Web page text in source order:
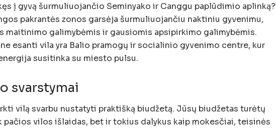
į gyvą šurmuliuojančio Seminyako ir Canggu paplūdimio aplinką?
pakrantės zonos garsėja šurmuliuojančiu naktiniu gyvenimu,
maitinimo galimybėmis ir gausiomis apsipirkimo galimybėmis.
esanti vila yra Balio pramogų ir socialinio gyvenimo centre, kur
susitinka su miesto pulsu.
svarstymai
vilą svarbu nustatyti praktišką biudžetą. Jūsų biudžetas turėtų
pačios vilos išlaidas, bet ir tokius dalykus kaip mokesčiai, teisinės